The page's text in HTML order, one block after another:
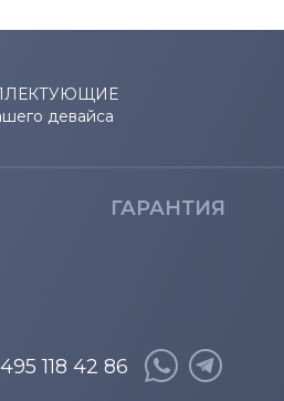
девайса
ГАРАНТИЯ
118 42 86